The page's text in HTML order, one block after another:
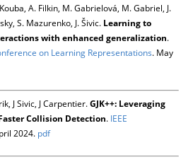
A. Filkin, M. Gabrielová, M. Gabriel, J.
S. Mazurenko, J. Šivic. Learning to
with enhanced generalization.
on Learning Representations. May
J Sivic, J Carpentier.GJK++: Leveraging
Collision Detection. IEEE
2024. pdf